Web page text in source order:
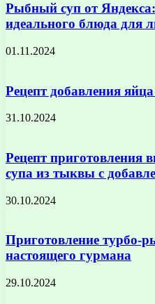
Рыбный суп от
идеального блюда для
01.11.2024
Рецепт добавления
31.10.2024
Рецепт приготовления
супа из тыквы с
30.10.2024
Приготовление турбо-
настоящего гурмана
29.10.2024